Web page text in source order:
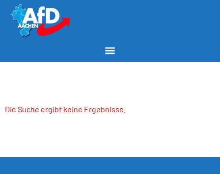
Die Suche ergibt keine Ergebnisse.